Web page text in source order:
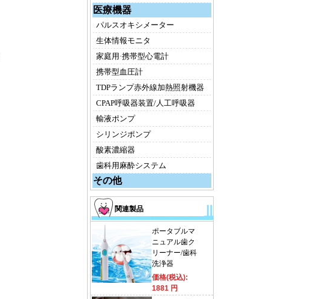
医療機器
パルスオキシメーター
生体情報モニタ
家庭用·携帯型心電計
携帯型血圧計
TDPランプ赤外線加熱照射機器
CPAP呼吸器装置/人工呼吸器
輸液ポンプ
シリンジポンプ
酸素濃縮器
歯科用麻酔システム
その他
関連製品
ポータブルマ
ニュアル歯ク
リーナー/歯科
洗浄器
価格(税込):
1881 円